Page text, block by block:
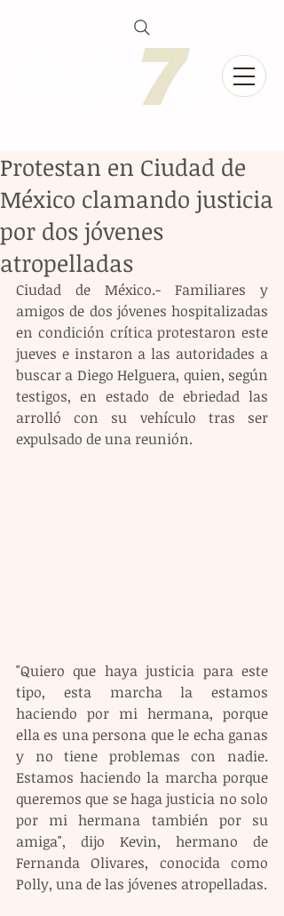
Protestan en Ciudad de
México clamando justicia
por dos jóvenes
atropelladas
Ciudad de México.- Familiares y
amigos de dos jóvenes hospitalizadas
en condición crítica protestaron este
jueves e instaron a las autoridades a
buscar a Diego Helguera, quien, según
testigos, en estado de ebriedad las
arrolló con su vehículo tras ser
expulsado de una reunión.
"Quiero que haya justicia para este
tipo, esta marcha la estamos
haciendo por mi hermana, porque
ella es una persona que le echa ganas
y no tiene problemas con nadie.
Estamos haciendo la marcha porque
queremos que se haga justicia no solo
por mi hermana también por su
amiga", dijo Kevin, hermano de
Fernanda Olivares, conocida como
Polly, una de las jóvenes atropelladas.